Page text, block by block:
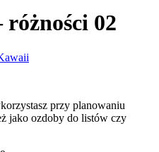
różności 02
przy planowaniu
jako ozdoby do listów czy